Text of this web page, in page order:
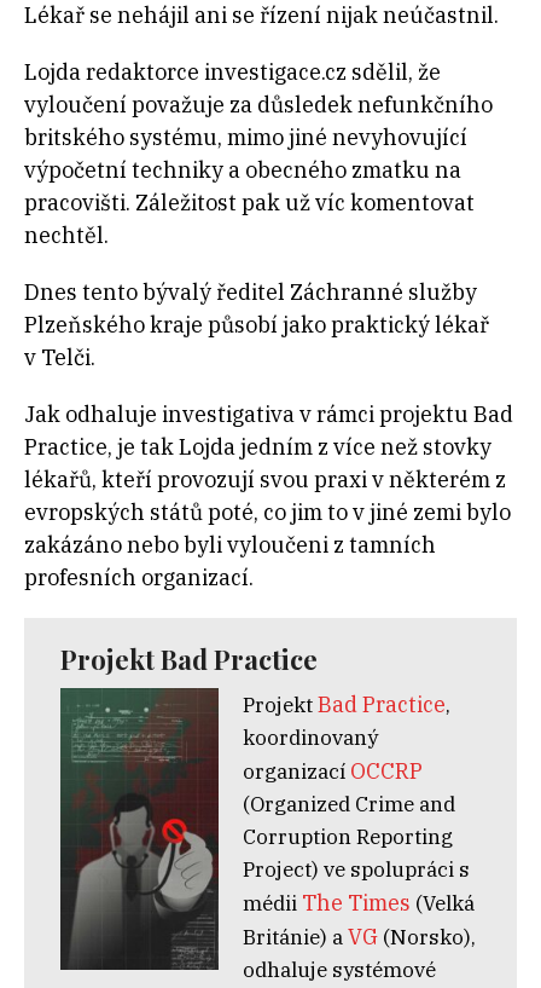
Lékař se nehájil ani se řízení nijak neúčastnil.
Lojda redaktorce investigace.cz sdělil, že
vyloučení považuje za důsledek nefunkčního
britského systému, mimo jiné nevyhovující
výpočetní techniky a obecného zmatku na
pracovišti. Záležitost pak už víc komentovat
nechtěl.
Dnes tento bývalý ředitel Záchranné služby
Plzeňského kraje působí jako praktický lékař
v Telči.
Jak odhaluje investigativa v rámci projektu Bad
Practice, je tak Lojda jedním z více než stovky
lékařů, kteří provozují svou praxi v některém z
evropských států poté, co jim to v jiné zemi bylo
zakázáno nebo byli vyloučeni z tamních
profesních organizací.
Projekt Bad Practice
ProjektBad Practice,
koordinovaný
organizací OCCRP
(Organized Crime and
Corruption Reporting
Project) ve spolupráci s
médii The Times (Velká
Británie) aVG (Norsko),
odhaluje systémové